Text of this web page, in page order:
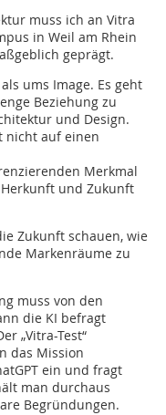
muss ich an Vitra
in Weil am Rhein
geprägt.
ums Image. Es geht
Beziehung zu
und Design.
nicht auf einen
Merkmal
und Zukunft
Zukunft schauen, wie
Markenräume zu
muss von den
die KI befragt
„Vitra-Test“
das Mission
ein und fragt
man durchaus
Begründungen.